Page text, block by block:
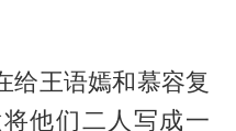
给王语嫣和慕容复
他们二人写成一